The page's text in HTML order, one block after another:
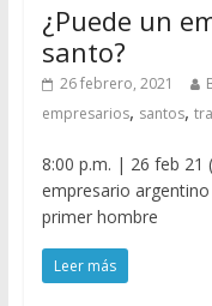
¿Puede un
santo?
26 febrero, 2021
empresarios, santos,
8:00 p.m. | 26 feb 21
empresario
primer hombre
Leer más